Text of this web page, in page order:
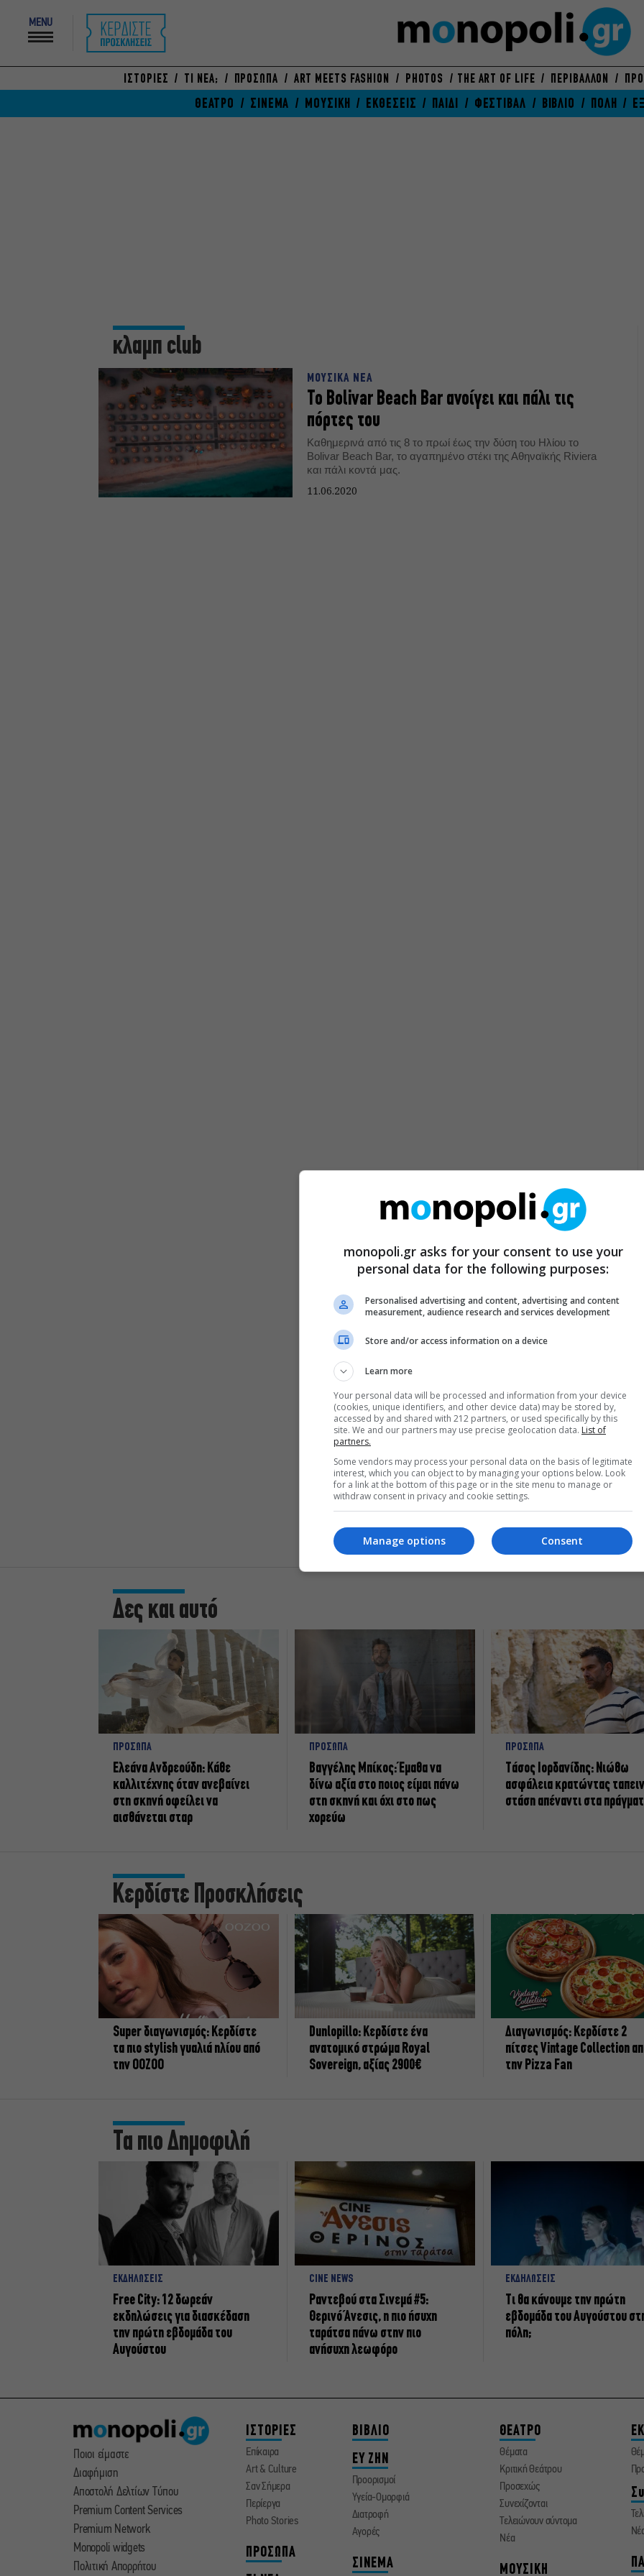
MENU
ΙΣΤΟΡΙΕΣ ΤΙ ΝΕΑ; ΠΡΟΣΩΠΑ ART MEETS FASHION PHOTOS THE ART OF LIFE ΠΕΡΙΒΑΛΛΟΝ
ΘΕΑΤΡΟ ΣΙΝΕΜΑ ΜΟΥΣΙΚΗ ΕΚΘΕΣΕΙΣ ΠΑΙΔΙ ΦΕΣΤΙΒΑΛ ΒΙΒΛΙΟ ΠΟΛΗ
κλαμπ club
ΜΟΥΣΙΚΑ ΝΕΑ
Το Bolivar Beach Bar ανοίγει και πάλι τις
πόρτες του
Καθημερινά από τις 8 το πρωί έως την δύση του Ηλίου το
Bolivar Beach Bar, το αγαπημένο στέκι της Αθηναϊκής Riviera
και πάλι κοντά μας.
11.06.2020
Δες και αυτό
ΠΡΟΣΩΠΑ
Ελεάνα Ανδρεούδη: Κάθε
καλλιτέχνης όταν ανεβαίνει
στη σκηνή οφείλει να
αισθάνεται σταρ
ΠΡΟΣΩΠΑ
Βαγγέλης Μπίκος: Έμαθα να
δίνω αξία στο ποιος είμαι πάνω
στη σκηνή και όχι στο πως
χορεύω
ΠΡΟΣΩΠΑ
Tάσος Ιορδανίδης: Νιώθω
ασφάλεια κρατώντας
στάση απέναντι στα
Κερδίστε Προσκλήσεις
Super διαγωνισμός: Κερδίστε
τα πιο stylish γυαλιά ηλίου από
την OOZOO
Dunlopillo: Κερδίστε ένα
ανατομικό στρώμα Royal
Sovereign, αξίας 2900€
Διαγωνισμός: Κερδίστε 2
πίτσες Vintage Collection
την Pizza Fan
Τα πιο Δημοφιλή
ΕΚΔΗΛΩΣΕΙΣ
Free City: 12 δωρεάν
εκδηλώσεις για διασκέδαση
την πρώτη εβδομάδα του
Αυγούστου
CINE NEWS
Ραντεβού στα Σινεμά #5:
Θερινό Άνεσις, η πιο ήσυχη
ταράτσα πάνω στην πιο
ανήσυχη λεωφόρο
ΕΚΔΗΛΩΣΕΙΣ
Τι θα κάνουμε την πρώτη
εβδομάδα του Αυγούστου
πόλη;
Ποιοι είμαστε
Διαφήμιση
Αποστολή Δελτίων Τύπου
Premium Content Services
Premium Network
Monopoli widgets
Πολιτική Απορρήτου
ΙΣΤΟΡΙΕΣ
Επίκαιρα
Art & Culture
Σαν Σήμερα
Περίεργα
Photo Stories
ΠΡΟΣΩΠΑ
ΒΙΒΛΙΟ
ΕΥ ΖΗΝ
Προορισμοί
Υγεία-Ομορφιά
Διατροφή
Αγορές
ΣΙΝΕΜΑ
ΘΕΑΤΡΟ
Θέματα
Κριτική Θεάτρου
Προσεχώς
Συνεχίζονται
Τελειώνουν σύντομα
Νέα
ΜΟΥΣΙΚΗ
monopoli.gr asks for your consent to use your
personal data for the following purposes:
Personalised advertising and content, advertising and content
measurement, audience research and services development
Store and/or access information on a device
Learn more
Your personal data will be processed and information from your device
(cookies, unique identifiers, and other device data) may be stored by,
accessed by and shared with 212 partners, or used specifically by this
site. We and our partners may use precise geolocation data. List of
partners.
Some vendors may process your personal data on the basis of legitimate
interest, which you can object to by managing your options below. Look
for a link at the bottom of this page or in the site menu to manage or
withdraw consent in privacy and cookie settings.
Consent
Manage options